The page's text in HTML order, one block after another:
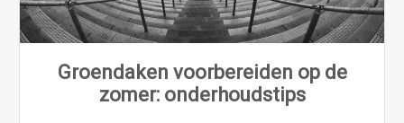
Groendaken voorbereiden op de
zomer: onderhoudstips